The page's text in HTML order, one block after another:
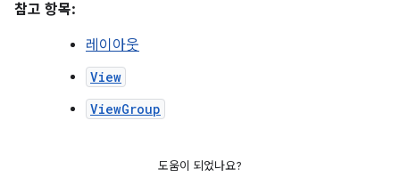
참고 항목:
레이아웃
View
ViewGroup
도움이 되었나요?